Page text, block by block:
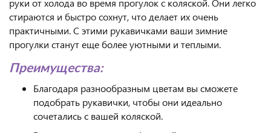
руки от холода во время прогулок с коляской. Они легко
стираются и быстро сохнут, что делает их очень
практичными. С этими рукавичками ваши зимние
прогулки станут еще более уютными и теплыми.
Преимущества:
Благодаря разнообразным цветам вы сможете
подобрать рукавички, чтобы они идеально
сочетались с вашей коляской.